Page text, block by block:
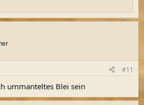
#11
ummanteltes Blei sein